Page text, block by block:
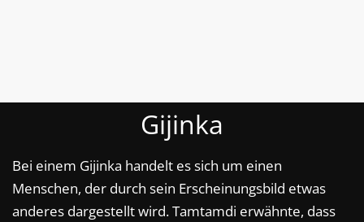
Gijinka
Bei einem Gijinka handelt es sich um einen
Menschen, der durch sein Erscheinungsbild etwas
anderes dargestellt wird. Tamtamdi erwähnte, dass